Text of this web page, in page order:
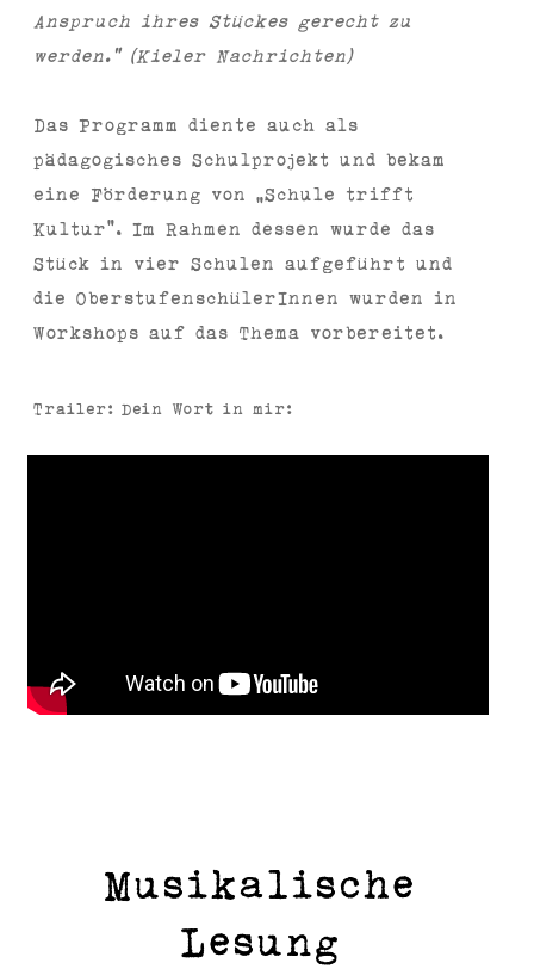
Anspruch ihres Stückes gerecht zu
werden.“ (Kieler Nachrichten)
Das Programm diente auch als
pädagogisches Schulprojekt und bekam
eine Förderung von „Schule trifft
Kultur“. Im Rahmen dessen wurde das
Stück in vier Schulen aufgeführt und
die OberstufenschülerInnen wurden in
Workshops auf das Thema vorbereitet.
Trailer: Dein Wort in mir:
Musikalische
Lesung